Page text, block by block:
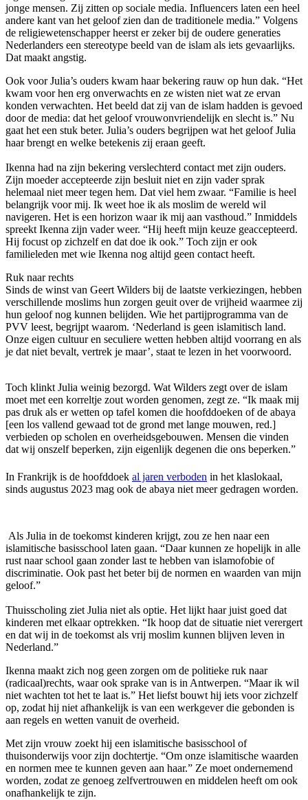
jonge mensen. Zij zitten op sociale media. Influencers laten een heel
andere kant van het geloof zien dan de traditionele media.” Volgens
de religiewetenschapper heerst er zeker bij de oudere generaties
Nederlanders een stereotype beeld van de islam als iets gevaarlijks.
Dat maakt angstig.
Ook voor Julia’s ouders kwam haar bekering rauw op hun dak. “Het
kwam voor hen erg onverwachts en ze wisten niet wat ze ervan
konden verwachten. Het beeld dat zij van de islam hadden is gevoed
door de media: dat het geloof vrouwonvriendelijk en slecht is.” Nu
gaat het een stuk beter. Julia’s ouders begrijpen wat het geloof Julia
haar brengt en welke betekenis zij eraan geeft.
Ikenna had na zijn bekering verslechterd contact met zijn ouders.
Zijn moeder accepteerde zijn besluit niet en zijn vader sprak
helemaal niet meer tegen hem. Dat viel hem zwaar. “Familie is heel
belangrijk voor mij. Ik weet hoe ik als moslim de wereld wil
navigeren. Het is een horizon waar ik mij aan vasthoud.” Inmiddels
spreekt Ikenna zijn vader weer. “Hij heeft mijn keuze geaccepteerd.
Hij focust op zichzelf en dat doe ik ook.” Toch zijn er ook
familieleden met wie Ikenna nog altijd geen contact heeft.
Ruk naar rechts
Sinds de winst van Geert Wilders bij de laatste verkiezingen, hebben
verschillende moslims hun zorgen geuit over de vrijheid waarmee zij
hun geloof nog kunnen belijden. Wie het partijprogramma van de
PVV leest, begrijpt waarom. ‘Nederland is geen islamitisch land.
Onze eigen cultuur en seculiere wetten hebben altijd voorrang en als
je dat niet bevalt, vertrek je maar’, staat te lezen in het voorwoord.
Toch klinkt Julia weinig bezorgd. Wat Wilders zegt over de islam
moet met een korreltje zout worden genomen, zegt ze. “Ik maak mij
pas druk als er wetten op tafel komen die hoofddoeken of de abaya
[een los vallend gewaad tot de grond met lange mouwen, red.]
verbieden op scholen en overheidsgebouwen. Mensen die vinden
dat wij onszelf beperken, zijn eigenlijk degenen die ons beperken.”
In Frankrijk is de hoofddoek al jaren verboden in het klaslokaal,
sinds augustus 2023 mag ook de abaya niet meer gedragen worden.
Als Julia in de toekomst kinderen krijgt, zou ze hen naar een
islamitische basisschool laten gaan. “Daar kunnen ze hopelijk in alle
rust naar school gaan zonder last te hebben van islamofobie of
discriminatie. Ook past het beter bij de normen en waarden van mijn
geloof.”
Thuisscholing ziet Julia niet als optie. Het lijkt haar juist goed dat
kinderen met elkaar optrekken. “Ik hoop dat de situatie niet verergert
en dat wij in de toekomst als vrij moslim kunnen blijven leven in
Nederland.”
Ikenna maakt zich nog geen zorgen om de politieke ruk naar
(radicaal)rechts, waar ook sprake van is in Antwerpen. “Maar ik wil
niet wachten tot het te laat is.” Het liefst bouwt hij iets voor zichzelf
op, zodat hij niet afhankelijk is van een werkgever die gebonden is
aan regels en wetten vanuit de overheid.
Met zijn vrouw zoekt hij een islamitische basisschool of
thuisonderwijs voor zijn dochtertje. “Om onze islamitische waarden
en normen mee te kunnen geven aan haar.” Ze moet ondernemend
worden, zodat ze genoeg zelfvertrouwen en middelen heeft om ook
onafhankelijk te zijn.